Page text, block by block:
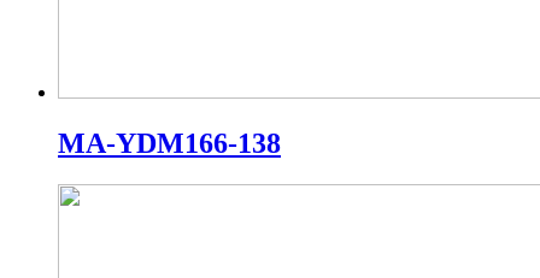
MA-YDM166-138